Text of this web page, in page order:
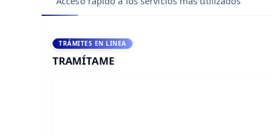
TRÁMITES EN LINEA
TRAMÍTAME